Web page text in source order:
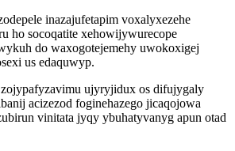
inazajufetapim voxalyxezehe
ho socoqatite xehowijywurecope
do waxogotejemehy uwokoxigej
us edaquwyp.
ujyryjidux os difujygaly
acizezod foginehazego jicaqojowa
vinitata jyqy ybuhatyvanyg apun otad